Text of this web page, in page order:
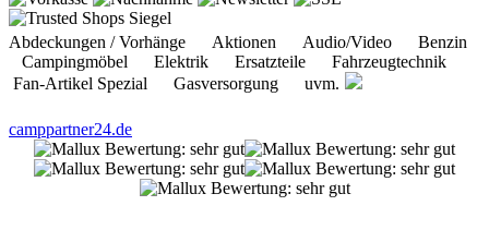
Campingmöbel Elektrik Ersatzteile Fahrzeugtechnik
Fan-Artikel Spezial Gasversorgung uvm.
camppartner24.de
Hammerladen Tauchshop